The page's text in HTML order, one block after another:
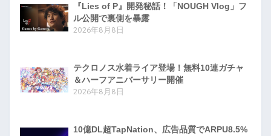
『Lies of P』開発秘話！「NOUGH Vlog」フ
ル公開で裏側を暴露
2026年8月8日
テクロノス水着ライア登場！無料10連ガチャ
＆ハーフアニバーサリー開催
2026年8月8日
10億DL超TapNation、広告品質でARPU8.5%